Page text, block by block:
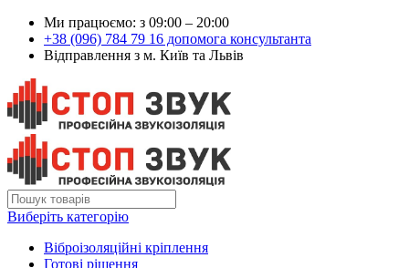
Ми працюємо: з 09:00 – 20:00
+38 (096) 784 79 16 допомога консультанта
Відправлення з м. Київ та Львів
Виберіть категорію
Віброізоляційні кріплення
Готові рішення